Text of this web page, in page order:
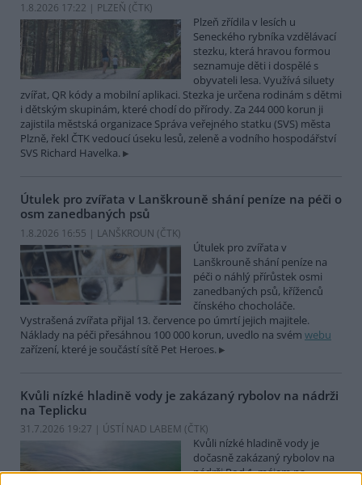
1.8.2026 17:22 | PLZEŇ (ČTK)
Plzeň zřídila v lesích u
Seneckého rybníka vzdělávací
stezku, která hravou formou
seznamuje děti i dospělé s
obyvateli lesa. Využívá siluety
zvířat, QR kódy a mobilní aplikaci. Stezka je určena rodinám s dětmi
i dětským skupinám, které chodí do přírody. Za 244 000 korun ji
zajistila městská organizace Správa veřejného statku (SVS) města
Plzně, řekl ČTK vedoucí úseku lesů, zeleně a vodního hospodářství
SVS Richard Havelka.
Útulek pro zvířata v Lanškrouně shání peníze na péči o
osm zanedbaných psů
1.8.2026 16:55 | LANŠKROUN (ČTK)
Útulek pro zvířata v
Lanškrouně shání peníze na
péči o náhlý přírůstek osmi
zanedbaných psů, kříženců
čínského chocholáče.
Vystrašená zvířata přijal 13. července po úmrtí jejich majitele.
Náklady na péči přesáhnou 100 000 korun, uvedlo na svém webu
zařízení, které je součástí sítě Pet Heroes.
Kvůli nízké hladině vody je zakázaný rybolov na nádrži
na Teplicku
31.7.2026 19:27 | ÚSTÍ NAD LABEM (ČTK)
Kvůli nízké hladině vody je
dočasně zakázaný rybolov na
nádrži Pod 1. májem na